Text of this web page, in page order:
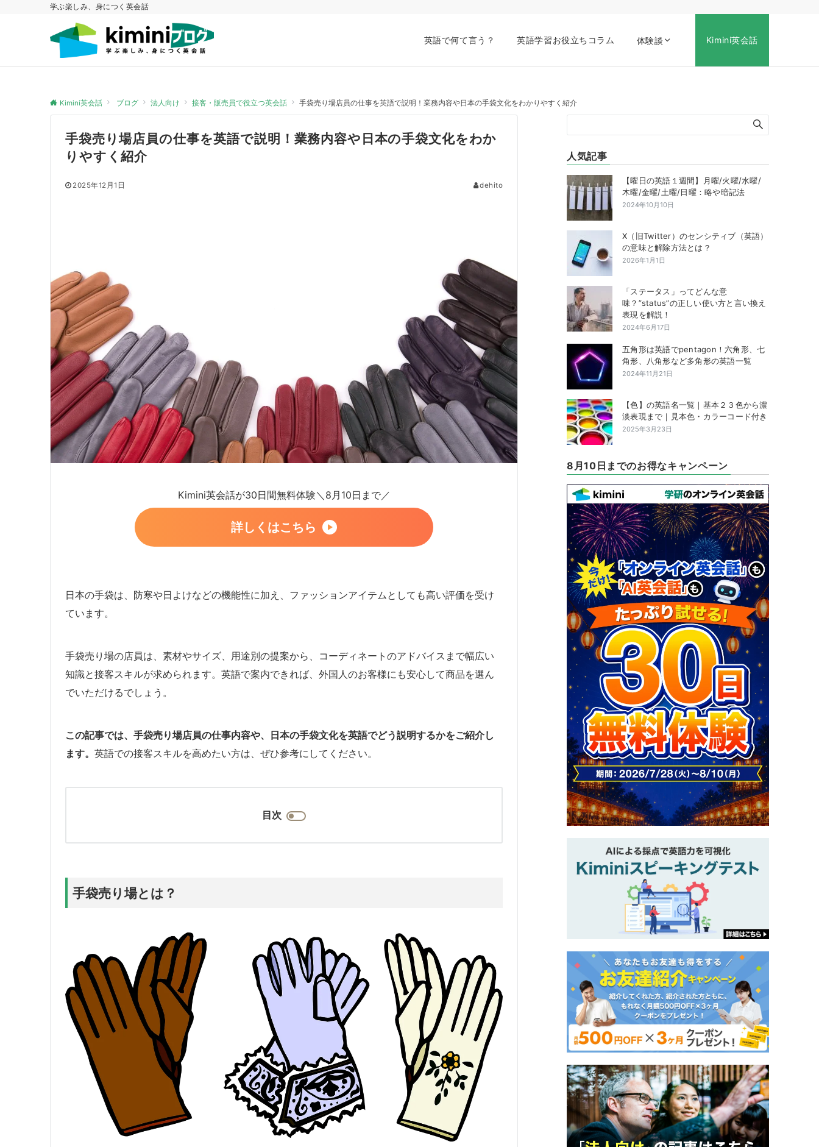
学ぶ楽しみ、身につく英会話
英語で何て言う？ 英語学習お役立ちコラム 体験談 Kimini英会話
Kimini英会話 ブログ 法人向け 接客・販売員で役立つ英会話 手袋売り場店員の仕事を英語で説明！業務内容や日本の手袋文化をわかりやすく紹介
手袋売り場店員の仕事を英語で説明！業務内容や日本の手袋文化をわか
りやすく紹介
2025年12月1日 dehito
Kimini英会話が30日間無料体験＼8月10日まで／
詳しくはこちら
日本の手袋は、防寒や日よけなどの機能性に加え、ファッションアイテムとしても高い評価を受け
ています。
手袋売り場の店員は、素材やサイズ、用途別の提案から、コーディネートのアドバイスまで幅広い
知識と接客スキルが求められます。英語で案内できれば、外国人のお客様にも安心して商品を選ん
でいただけるでしょう。
この記事では、手袋売り場店員の仕事内容や、日本の手袋文化を英語でどう説明するかをご紹介し
ます。 英語での接客スキルを高めたい方は、ぜひ参考にしてください。
目次
手袋売り場とは？
人気記事
【曜日の英語１週間】月曜/火曜/水曜/
木曜/金曜/土曜/日曜：略や暗記法
2024年10月10日
X（旧Twitter）のセンシティブ（英語）
の意味と解除方法とは？
2026年1月1日
「ステータス」ってどんな意
味？”status”の正しい使い方と言い換え
表現を解説！
2024年6月17日
五角形は英語でpentagon！六角形、七
角形、八角形など多角形の英語一覧
2024年11月21日
【色】の英語名一覧｜基本２３色から濃
淡表現まで｜見本色・カラーコード付き
2025年3月23日
8月10日までのお得なキャンペーン